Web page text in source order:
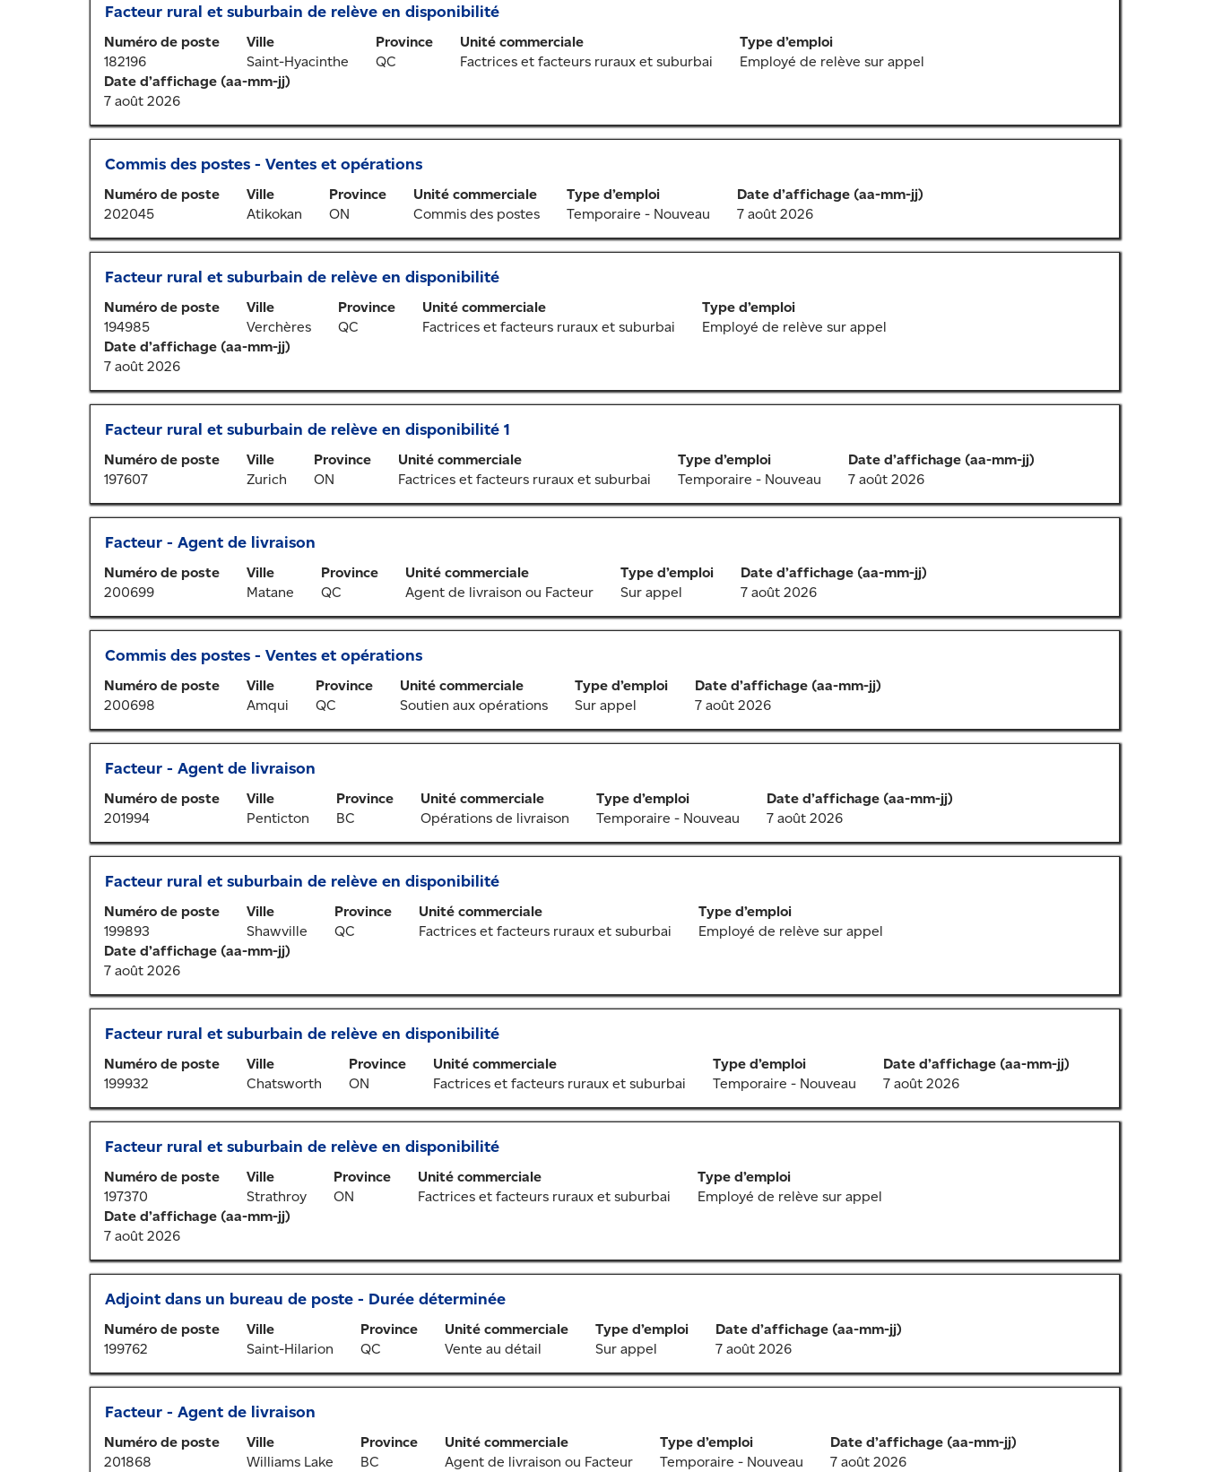
sur
l’emploi.
afficher
tout
le
contenu
des
sur
Titre
Facteur rural et suburbain de relève en disponibilité
Numéro de poste
182196
Ville
Saint-Hyacinthe
Province
QC
Unité commerciale
Factrices et facteurs ruraux et suburbai
Type d’emploi
Employé de relève sur appel
Date d’affichage (aa-mm-jj)
7 août 2026
Sélectionner
moyen
de
la
barre
d’espacement
afficher
tout
le
des
sur
l’emploi.
Titre
Commis des postes - Ventes et opérations
Numéro de poste
202045
Ville
Atikokan
Province
ON
Unité commerciale
Commis des postes
Type d’emploi
Temporaire - Nouveau
Date d’affichage (aa-mm-jj)
7 août 2026
Sélectionner
moyen
de
la
d’espacement
pour
afficher
tout
le
des
sur
l’emploi.
Titre
Facteur rural et suburbain de relève en disponibilité
Numéro de poste
194985
Ville
Verchères
Province
QC
Unité commerciale
Factrices et facteurs ruraux et suburbai
Type d’emploi
Employé de relève sur appel
Date d’affichage (aa-mm-jj)
7 août 2026
Sélectionner
moyen
de
la
barre
d’espacement
afficher
tout
le
des
sur
l’emploi.
Titre
Facteur rural et suburbain de relève en disponibilité 1
Numéro de poste
197607
Ville
Zurich
Province
ON
Unité commerciale
Factrices et facteurs ruraux et suburbai
Type d’emploi
Temporaire - Nouveau
Date d’affichage (aa-mm-jj)
7 août 2026
Sélectionner
moyen
de
la
d’espacement
pour
afficher
le
des
renseignements
sur
Titre
Facteur - Agent de livraison
Numéro de poste
200699
Ville
Matane
Province
QC
Unité commerciale
Agent de livraison ou Facteur
Type d’emploi
Sur appel
Date d’affichage (aa-mm-jj)
7 août 2026
Sélectionner
moyen
de
la
d’espacement
pour
afficher
le
des
renseignements
sur
Titre
Commis des postes - Ventes et opérations
Numéro de poste
200698
Ville
Amqui
Province
QC
Unité commerciale
Soutien aux opérations
Type d’emploi
Sur appel
Date d’affichage (aa-mm-jj)
7 août 2026
Sélectionner
moyen
de
la
d’espacement
pour
afficher
le
des
renseignements
sur
l’emploi.
Titre
Facteur - Agent de livraison
Numéro de poste
201994
Ville
Penticton
Province
BC
Unité commerciale
Opérations de livraison
Type d’emploi
Temporaire - Nouveau
Date d’affichage (aa-mm-jj)
7 août 2026
Sélectionner
moyen
de
la
d’espacement
pour
afficher
tout
le
des
sur
l’emploi.
Titre
Facteur rural et suburbain de relève en disponibilité
Numéro de poste
199893
Ville
Shawville
Province
QC
Unité commerciale
Factrices et facteurs ruraux et suburbai
Type d’emploi
Employé de relève sur appel
Date d’affichage (aa-mm-jj)
7 août 2026
Sélectionner
moyen
de
la
barre
d’espacement
afficher
tout
le
des
sur
l’emploi.
Titre
Facteur rural et suburbain de relève en disponibilité
Numéro de poste
199932
Ville
Chatsworth
Province
ON
Unité commerciale
Factrices et facteurs ruraux et suburbai
Type d’emploi
Temporaire - Nouveau
Date d’affichage (aa-mm-jj)
7 août 2026
Sélectionner
moyen
de
la
d’espacement
pour
afficher
tout
le
des
sur
l’emploi.
Titre
Facteur rural et suburbain de relève en disponibilité
Numéro de poste
197370
Ville
Strathroy
Province
ON
Unité commerciale
Factrices et facteurs ruraux et suburbai
Type d’emploi
Employé de relève sur appel
Date d’affichage (aa-mm-jj)
7 août 2026
Sélectionner
moyen
de
la
barre
d’espacement
afficher
tout
le
des
sur
l’emploi.
Titre
Adjoint dans un bureau de poste - Durée déterminée
Numéro de poste
199762
Ville
Saint-Hilarion
Province
QC
Unité commerciale
Vente au détail
Type d’emploi
Sur appel
Date d’affichage (aa-mm-jj)
7 août 2026
Sélectionner
moyen
de
la
d’espacement
pour
afficher
Titre
Facteur - Agent de livraison
Numéro de poste
201868
Ville
Williams Lake
Province
BC
Unité commerciale
Agent de livraison ou Facteur
Type d’emploi
Temporaire - Nouveau
Date d’affichage (aa-mm-jj)
7 août 2026
Sélectionner
moyen